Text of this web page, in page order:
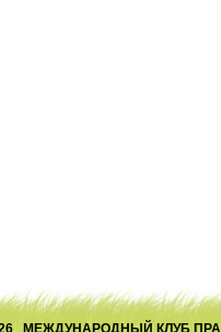
МЕЖДУНАРОДНЫЙ КЛУБ